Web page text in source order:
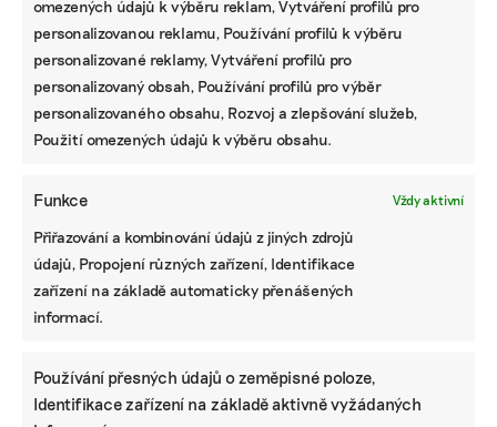
omezených údajů k výběru reklam, Vytváření profilů pro
personalizovanou reklamu, Používání profilů k výběru
personalizované reklamy, Vytváření profilů pro
personalizovaný obsah, Používání profilů pro výběr
personalizovaného obsahu, Rozvoj a zlepšování služeb,
Použití omezených údajů k výběru obsahu.
Funkce Vždy aktivní
Přiřazování a kombinování údajů z jiných zdrojů
údajů, Propojení různých zařízení, Identifikace
zařízení na základě automaticky přenášených
informací.
Používání přesných údajů o zeměpisné poloze,
Identifikace zařízení na základě aktivně vyžádaných
O půl milionu se rozhodne v září
Vyhlášení vítěze soutěže E.ON Energy Globe
proběhne v sobotu 5. září na E.ON Ekofestivalu
v Českých Budějovicích na Sokolském ostrově.
Brně, které přilákaly tisíce návštěvníků.
Vítězný projekt soutěže získá od společnosti E.ON
finanční podporu ve výši 500 tisíc korun na další
rozvoj a posun svého řešení do praxe. Podporu od
partnerů soutěže, mezi něž patří BDR Thermea,
finalisté, kteří se do letošního ročníku probojovali
se svými udržitelnými projekty.